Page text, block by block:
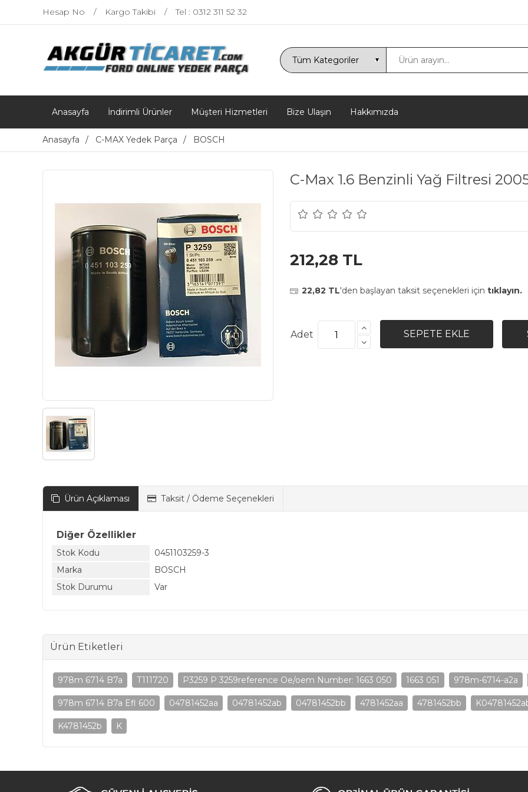
Hesap No Kargo Takibi Tel : 0312 311 52 32
Anasayfa İndirimli Ürünler Müşteri Hizmetleri Bize Ulaşın Hakkımızda
Anasayfa C-MAX Yedek Parça BOSCH
C-Max 1.6 Benzinli Yağ Filtresi
212,28 TL
22,82 TL'den başlayan taksit seçenekleri için tıklayın.
Adet
Ürün Açıklaması Taksit / Ödeme Seçenekleri
Diğer Özellikler
Stok Kodu
0451103259-3
Marka
BOSCH
Stok Durumu
Var
Ürün Etiketleri
978m 6714 B7a T111720 P3259 P 3259reference Oe/oem Number: 1663 050 1663 051 978m-6714-a2a
978m 6714 B7a Efl 600 04781452aa 04781452ab 04781452bb 4781452aa 4781452bb
K4781452b K